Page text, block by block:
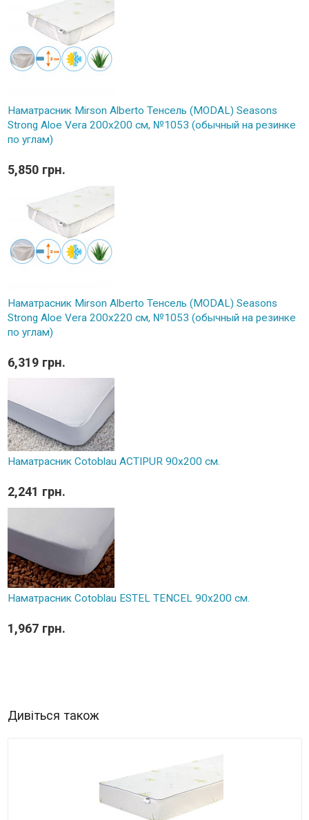
Наматрасник Mirson Alberto Тенсель (MODAL) Seasons
Strong Aloe Vera 200x200 см, №1053 (обычный на резинке
по углам)
5,850 грн.
Наматрасник Mirson Alberto Тенсель (MODAL) Seasons
Strong Aloe Vera 200x220 см, №1053 (обычный на резинке
по углам)
6,319 грн.
Наматрасник Cotoblau ACTIPUR 90х200 см.
2,241 грн.
Наматрасник Cotoblau ESTEL TENCEL 90х200 см.
1,967 грн.
Дивіться також